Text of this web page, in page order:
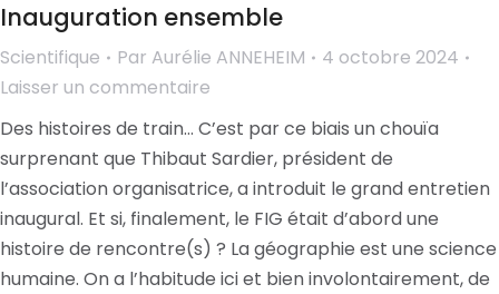
Inauguration ensemble
Scientifique Par Aurélie ANNEHEIM
4 octobre 2024
Laisser un commentaire
Des histoires de train… C’est par ce biais un chouïa
surprenant que Thibaut Sardier, président de
l’association organisatrice, a introduit le grand entretien
inaugural. Et si, finalement, le FIG était d’abord une
histoire de rencontre(s) ? La géographie est une science
humaine. On a l’habitude ici et bien involontairement, de